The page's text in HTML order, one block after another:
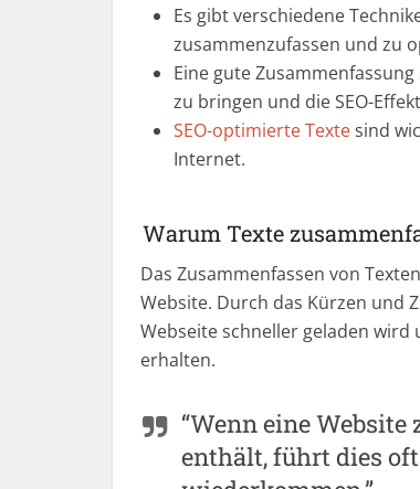
Es gibt verschiedene
zusammenzufassen und zu
Eine gute
zu bringen und die SEO-
SEO-optimierte Textesind
Internet.
Warum Texte
Das Zusammenfassen von
Website. Durch das Kürzen und
Webseite schneller geladen
erhalten.
“Wenn eine
enthält, führt dies